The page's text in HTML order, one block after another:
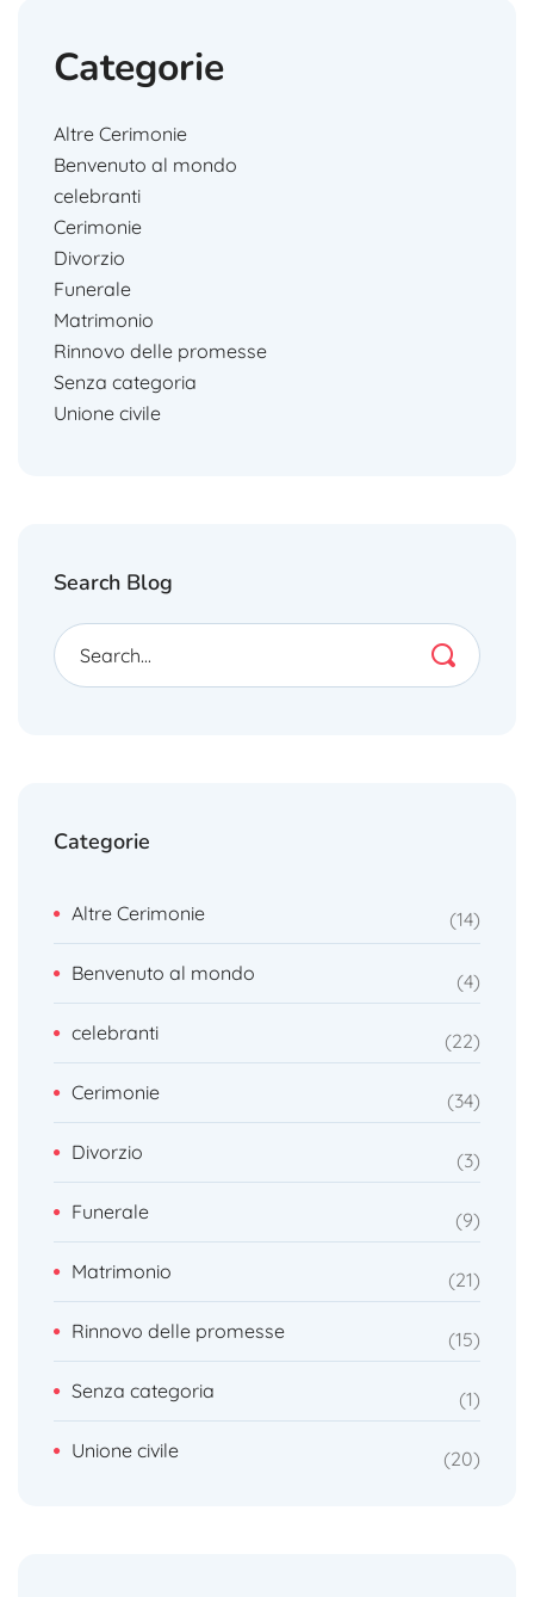
Categorie
Altre Cerimonie
Benvenuto al mondo
celebranti
Cerimonie
Divorzio
Funerale
Matrimonio
Rinnovo delle promesse
Senza categoria
Unione civile
Search Blog
Categorie
Altre Cerimonie 14
Benvenuto al mondo 4
celebranti 22
Cerimonie 34
Divorzio 3
Funerale 9
Matrimonio 21
Rinnovo delle promesse 15
Senza categoria 1
Unione civile 20